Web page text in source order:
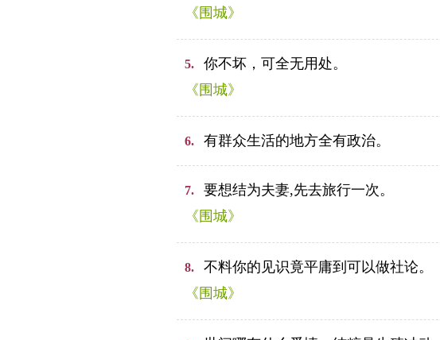
《围城》
5.
你不坏，可全无用处。
《围城》
6. 有群众生活的地方全有政治。
7.
要想结为夫妻,先去旅行一次。
《围城》
8.
不料你的见识竟平庸到可以做社论。
《围城》